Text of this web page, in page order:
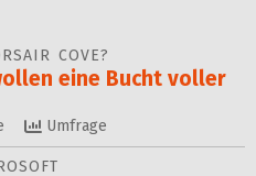
COVE?
eine Bucht voller
Umfrage